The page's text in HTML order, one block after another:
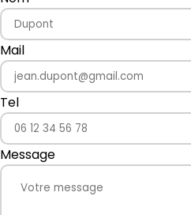
Mail
Tel
Message